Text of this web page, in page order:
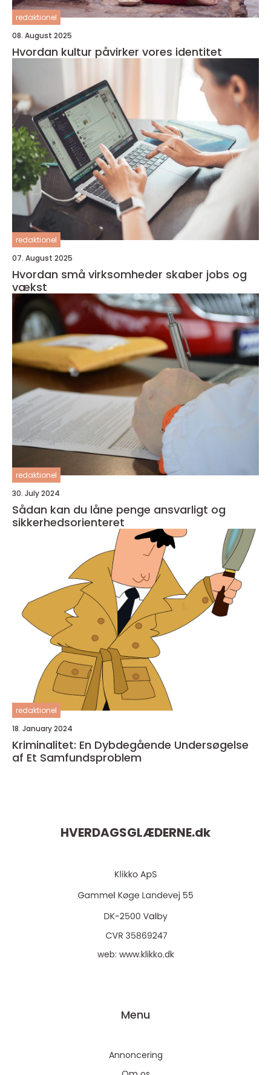
redaktionel
08. August 2025
Hvordan kultur påvirker vores identitet
redaktionel
07. August 2025
Hvordan små virksomheder skaber jobs og
vækst
redaktionel
30. July 2024
Sådan kan du låne penge ansvarligt og
sikkerhedsorienteret
redaktionel
18. January 2024
Kriminalitet: En Dybdegående Undersøgelse
af Et Samfundsproblem
HVERDAGSGLÆDERNE.dk
web: www.klikko.dk
Menu
Annoncering